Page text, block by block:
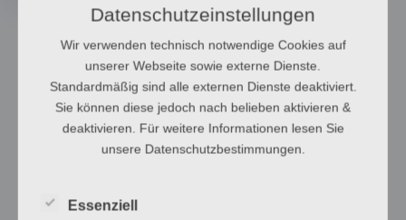
Datenschutzeinstellungen
Wir verwenden technisch notwendige Cookies auf
unserer Webseite sowie externe Dienste.
Standardmäßig sind alle externen Dienste deaktiviert.
Sie können diese jedoch nach belieben aktivieren &
deaktivieren. Für weitere Informationen lesen Sie
unsere Datenschutzbestimmungen.
Essenziell